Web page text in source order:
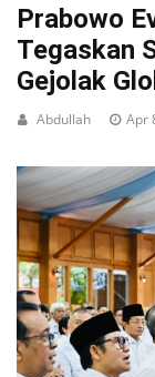
Prabowo
Tegaskan
Gejolak
Abdullah Apr